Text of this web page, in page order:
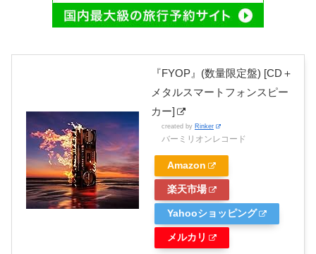
『FYOP』(数量限定盤) [CD＋
メタルスマートフォンスピー
カー]
created by Rinker
バーミリオンレコード
Amazon
楽天市場
Yahooショッピング
メルカリ